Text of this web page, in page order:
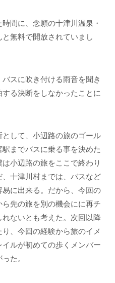
間に、念願の十津川温泉・
無料で開放されていまし
スに吹き付ける雨音を聞き
る決断をしなかったことに
して、小辺路の旅のゴール
までバスに乗る事を決めた
小辺路の旅をここで終わり
十津川村までは、バスなど
に出来る。だから、今回の
先の旅を別の機会にに再チ
ないとも考えた。次回以降
、今回の経験から旅のイメ
ルが初めての歩くメンバー
た。